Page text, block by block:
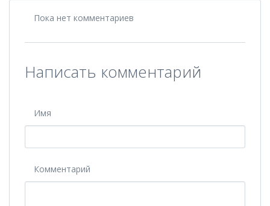
Пока нет комментариев
Написать комментарий
Имя
Комментарий